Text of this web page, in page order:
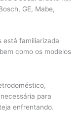
GE, Mabe,
está familiarizada
como os modelos
para
enfrentando.